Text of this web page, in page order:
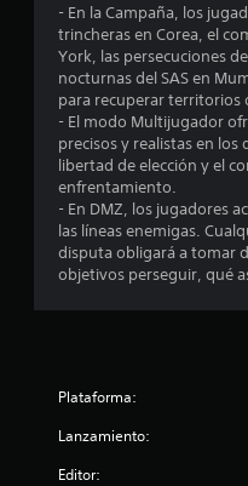
- En la Campaña, los
trincheras en Corea, el
York, las persecuciones
nocturnas del SAS en
para recuperar territorios
- El modo Multijugador
precisos y realistas en
libertad de elección y el
enfrentamiento.
- En DMZ, los jugadores
las líneas enemigas.
disputa obligará a tomar
objetivos perseguir, qué
Plataforma:
Lanzamiento:
Editor: